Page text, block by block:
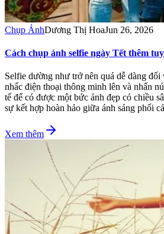
Chụp ẢnhDương Thị HoaJun 26, 2026
Cách chụp ảnh selfie ngày Tết thêm
Selfie dường như trở nên quá dễ dàng
nhấc điện thoại thông minh lên và nhấn
tế để có được một bức ảnh đẹp có chiều
sự kết hợp hoàn hảo giữa ánh sáng phối
Xem thêm